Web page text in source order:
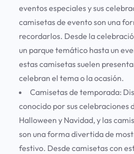
eventos especiales y sus
camisetas de evento son una
recordarlos. Desde la
un parque temático hasta un
estas camisetas suelen
celebran el tema o la ocasión.
Camisetas de temporada:
conocido por sus celebraciones
Halloween y Navidad, y las
son una forma divertida de
festivo. Desde camisetas con